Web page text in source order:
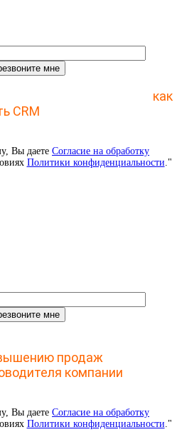
как
CRM
Вы даете Согласие на обработку
Политики конфиденциальности."
продаж
компании
Вы даете Согласие на обработку
Политики конфиденциальности."